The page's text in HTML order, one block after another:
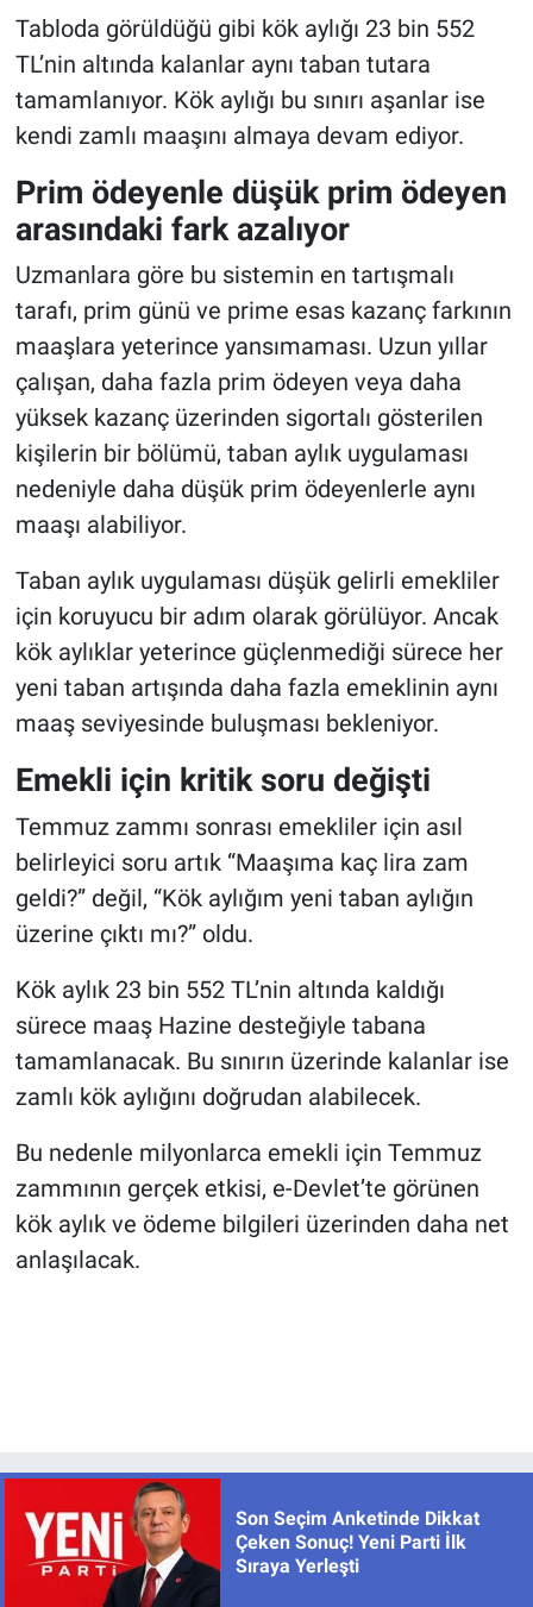
Tabloda görüldüğü gibi kök aylığı 23 bin 552
TL’nin altında kalanlar aynı taban tutara
tamamlanıyor. Kök aylığı bu sınırı aşanlar ise
kendi zamlı maaşını almaya devam ediyor.
Prim ödeyenle düşük prim ödeyen
arasındaki fark azalıyor
Uzmanlara göre bu sistemin en tartışmalı
tarafı, prim günü ve prime esas kazanç farkının
maaşlara yeterince yansımaması. Uzun yıllar
çalışan, daha fazla prim ödeyen veya daha
yüksek kazanç üzerinden sigortalı gösterilen
kişilerin bir bölümü, taban aylık uygulaması
nedeniyle daha düşük prim ödeyenlerle aynı
maaşı alabiliyor.
Taban aylık uygulaması düşük gelirli emekliler
için koruyucu bir adım olarak görülüyor. Ancak
kök aylıklar yeterince güçlenmediği sürece her
yeni taban artışında daha fazla emeklinin aynı
maaş seviyesinde buluşması bekleniyor.
Emekli için kritik soru değişti
Temmuz zammı sonrası emekliler için asıl
belirleyici soru artık “Maaşıma kaç lira zam
geldi?” değil, “Kök aylığım yeni taban aylığın
üzerine çıktı mı?” oldu.
Kök aylık 23 bin 552 TL’nin altında kaldığı
sürece maaş Hazine desteğiyle tabana
tamamlanacak. Bu sınırın üzerinde kalanlar ise
zamlı kök aylığını doğrudan alabilecek.
Bu nedenle milyonlarca emekli için Temmuz
zammının gerçek etkisi, e-Devlet’te görünen
kök aylık ve ödeme bilgileri üzerinden daha net
anlaşılacak.
Son Seçim Anketinde Dikkat
Çeken Sonuç! Yeni Parti İlk
Sıraya Yerleşti